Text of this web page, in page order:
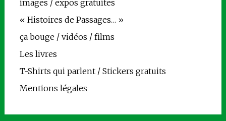
images / expos gratuites
« Histoires de Passages… »
ça bouge / vidéos / films
Les livres
T-Shirts qui parlent / Stickers gratuits
Mentions légales